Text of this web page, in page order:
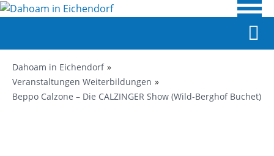
Dahoam in Eichendorf
Veranstaltungen Weiterbildungen
Beppo Calzone – Die CALZINGER Show (Wild-Berghof Buchet)